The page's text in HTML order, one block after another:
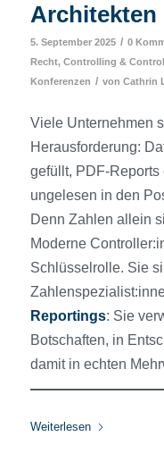
Architekten
5. September 2025 / 0
Recht, Controlling &
Konferenzen / von Cathrin
Viele Unternehmen
Herausforderung:
gefüllt, PDF-
ungelesen in den
Denn Zahlen allein
Moderne
Schlüsselrolle. Sie
Reportings: Sie
Botschaften, in
damit in echten
Weiterlesen